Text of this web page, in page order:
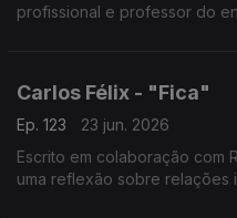
profissional e professor do
Carlos Félix - "Fica"
Ep. 123
23 jun. 2026
Escrito em colaboração com
uma reflexão sobre relações